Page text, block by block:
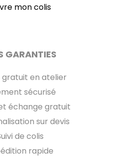
mon colis
GARANTIES
en atelier
sécurisé
échange gratuit
sur devis
de colis
rapide